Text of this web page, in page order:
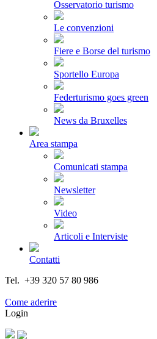
Osservatorio turismo
Le convenzioni
Fiere e Borse del turismo
Sportello Europa
Federturismo goes green
News da Bruxelles
Area stampa
Comunicati stampa
Newsletter
Video
Articoli e Interviste
Contatti
Tel. +39 320 57 80 986
Come aderire
Login